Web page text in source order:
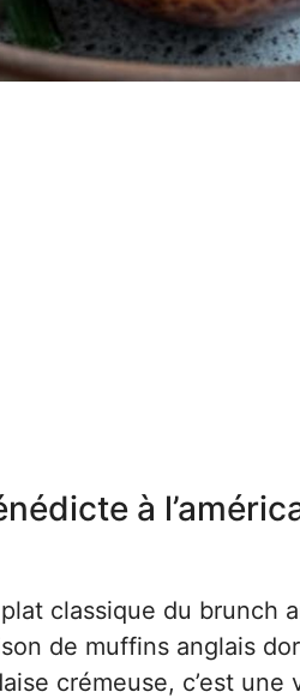
à
classique du brunch
de muffins anglais
crémeuse, c’est